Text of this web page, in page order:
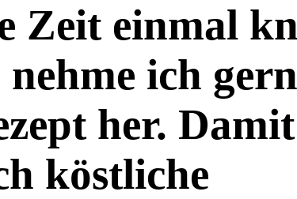
Zeit einmal
ich
her. Damit
köstliche